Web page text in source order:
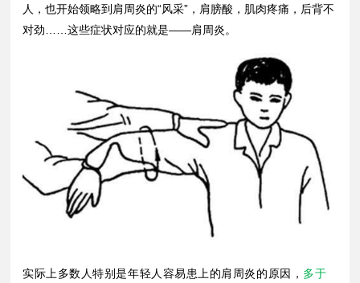
人，也开始领略到肩周炎的“风采”，肩膀酸，肌肉疼痛，后背不
对劲……这些症状对应的就是——肩周炎。
实际上多数人特别是年轻人容易患上的肩周炎的原因， 多于